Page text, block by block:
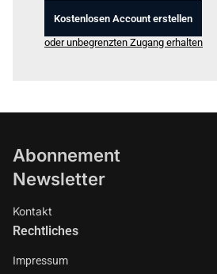
Kostenlosen Account erstellen
oder unbegrenzten Zugang erhalten
Abonnement
Newsletter
Kontakt
Rechtliches
Impressum